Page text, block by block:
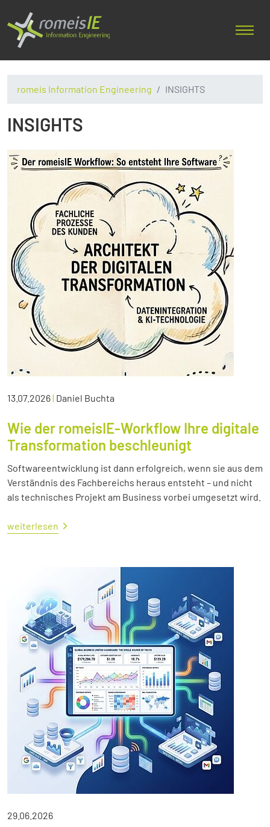
romeis Information Engineering INSIGHTS
INSIGHTS
13.07.2026| Daniel Buchta
Wie der romeisIE-Workflow Ihre digitale
Transformation beschleunigt
Softwareentwicklung ist dann erfolgreich, wenn sie aus dem
Verständnis des Fachbereichs heraus entsteht – und nicht
als technisches Projekt am Business vorbei umgesetzt wird.
weiterlesen
29.06.2026